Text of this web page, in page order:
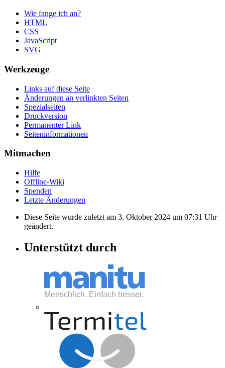
Wie fange ich an?
HTML
CSS
JavaScript
SVG
Werkzeuge
Links auf diese Seite
Änderungen an verlinkten Seiten
Spezialseiten
Druckversion
Permanenter Link
Seiten­informationen
Mitmachen
Hilfe
Offline-Wiki
Spenden
Letzte Änderungen
Diese Seite wurde zuletzt am 3. Oktober 2024 um 07:31 Uhr
geändert.
Unterstützt durch